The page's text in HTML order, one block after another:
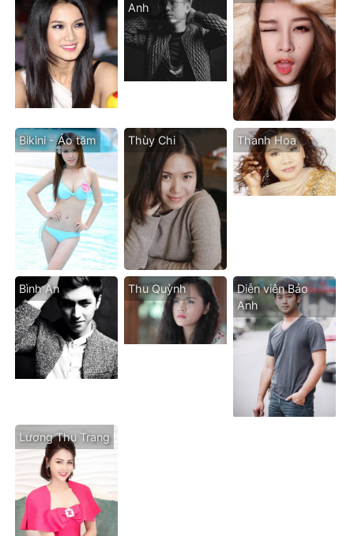
Anh
Bikini - Áo tăm Thùy Chi Thanh Hoa
Bình An Thu Quỳnh
Diễn viên Bảo
Anh
Lương Thu Trang